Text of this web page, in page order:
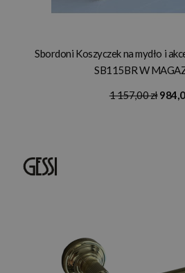
Sbordoni Koszyczek na mydło i
SB115BR W
1 157,00 zł